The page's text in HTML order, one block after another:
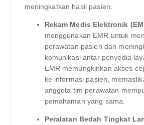
meningkatkan hasil pasien.
Rekam Medis Elektronik
menggunakan EMR untuk
perawatan pasien dan
komunikasi antar penyedia
EMR memungkinkan akses
ke informasi pasien,
anggota tim perawatan
pemahaman yang sama.
Peralatan Bedah Tingkat